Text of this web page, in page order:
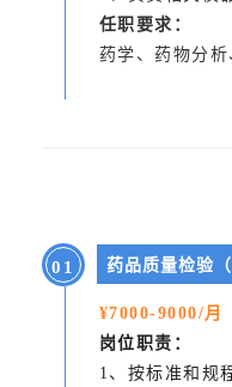
任职要求：
药学、药物分
0 1 药品质量检验
¥7000-9000/月
岗位职责：
1、按标准和规